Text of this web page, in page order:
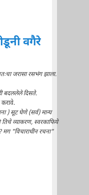
वगैरे
जरासा रसभंग झाला.
बदललेले दिसते.
) सूट घेणे (सर्व) मान्य
व्याकरण, स्वरकाफिये
मग "विचाराधीन रचना"